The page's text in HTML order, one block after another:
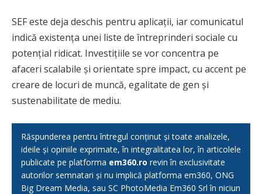
SEF este deja deschis pentru aplicații, iar comunicatul
indică existența unei liste de întreprinderi sociale cu
potențial ridicat. Investițiile se vor concentra pe
afaceri scalabile și orientate spre impact, cu accent pe
creare de locuri de muncă, egalitate de gen și
sustenabilitate de mediu.
Răspunderea pentru întregul conținut și toate analizele,
ideile și opiniile exprimate, în integralitatea lor, în articolele
publicate pe platforma em360.ro revin în exclusivitate
autorilor semnatari și nu implică platforma em360, ONG
Big Dream Media, sau SC PhotoMedia Em360 Srl în niciun